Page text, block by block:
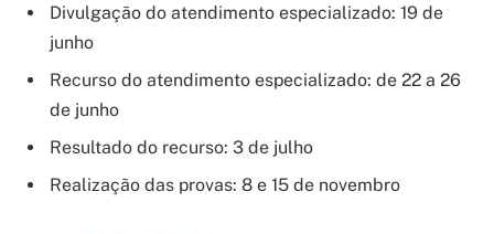
Divulgação do atendimento especializado: 19 de
junho
Recurso do atendimento especializado: de 22 a 26
de junho
Resultado do recurso: 3 de julho
Realização das provas: 8 e 15 de novembro